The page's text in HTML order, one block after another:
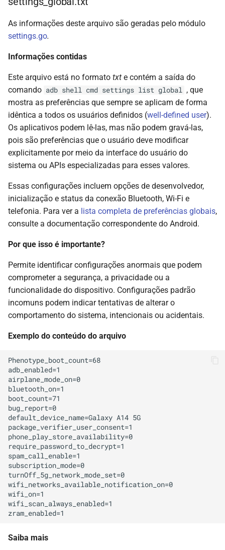
As informações deste arquivo são geradas pelo módulo
settings.go.
Informações contidas
Este arquivo está no formato txt e contém a saída do
comando adb shell cmd settings list global , que
mostra as preferências que sempre se aplicam de forma
idêntica a todos os usuários definidos (well-defined user).
Os aplicativos podem lê-las, mas não podem gravá-las,
pois são preferências que o usuário deve modificar
explicitamente por meio da interface do usuário do
sistema ou APIs especializadas para esses valores.
Essas configurações incluem opções de desenvolvedor,
inicialização e status da conexão Bluetooth, Wi-Fi e
telefonia. Para ver a lista completa de preferências globais,
consulte a documentação correspondente do Android.
Por que isso é importante?
Permite identificar configurações anormais que podem
comprometer a segurança, a privacidade ou a
funcionalidade do dispositivo. Configurações padrão
incomuns podem indicar tentativas de alterar o
comportamento do sistema, intencionais ou acidentais.
Exemplo do conteúdo do arquivo
Phenotype_boot_count=68
adb_enabled=1
airplane_mode_on=0
bluetooth_on=1
boot_count=71
bug_report=0
default_device_name=Galaxy A14 5G
package_verifier_user_consent=1
phone_play_store_availability=0
require_password_to_decrypt=1
spam_call_enable=1
subscription_mode=0
turnOff_5g_network_mode_set=0
wifi_networks_available_notification_on=0
wifi_on=1
wifi_scan_always_enabled=1
Saiba mais